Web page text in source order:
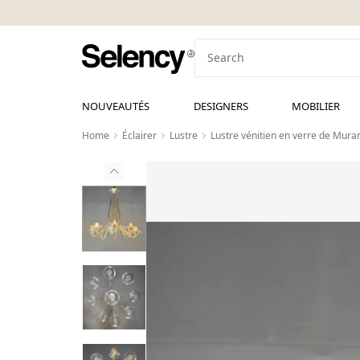
NOUVEAUTÉS DESIGNERS MOBILIER
Home Éclairer Lustre Lustre vénitien en verre de